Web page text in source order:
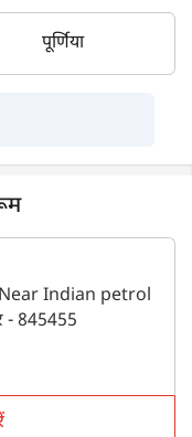
पूर्णिया
Indian petrol
- 845455